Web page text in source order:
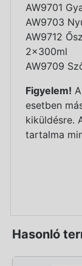
AW9701
AW9703
AW9712
2x300ml
AW9709
Figyelem!
esetben
kiküldésre.
tartalma
Hasonló